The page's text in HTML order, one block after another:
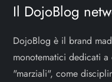
Il DojoBlog
DojoBlog è il brand
monotematici dedicati a
"marziali", come